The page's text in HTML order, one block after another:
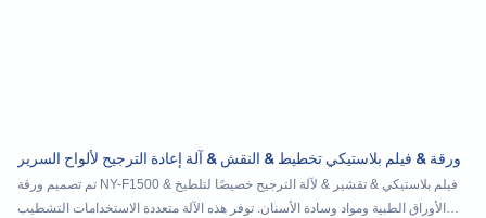
ورقة & فيلم بلاستيكي تخطيط & النقش & آلة إعادة الترجيح لألواح السرير
الطبية ووسادة الأسنان NY-F1500
تم تصميم ورقة NY-F1500 & فيلم بلاستيكي & تقشير & لآلة الترجيح خصيصًا لتلطيخ
الأوراق الطبية ومواد وسادة الأسنان. توفر هذه الآلة متعددة الاستخدامات التشطيب